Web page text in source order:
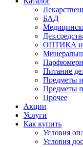
БАД
ОПТИКА и
Питание
Предметы
Предметы
Прочее
Акции
Услуги
Как купить
Условия
Условия